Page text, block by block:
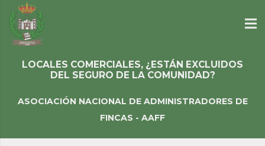
LOCALES COMERCIALES, ¿ESTÁN EXCLUIDOS
DEL SEGURO DE LA COMUNIDAD?
ASOCIACIÓN NACIONAL DE ADMINISTRADORES DE
FINCAS - AAFF